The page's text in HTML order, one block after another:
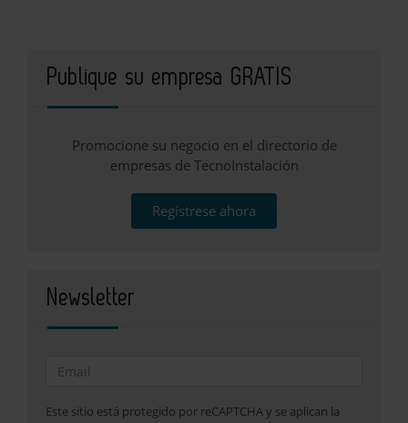
Publique su empresa GRATIS
Promocione su negocio en el directorio de
empresas de TecnoInstalación
Regístrese ahora
Newsletter
Este sitio está protegido por reCAPTCHA y se aplican la